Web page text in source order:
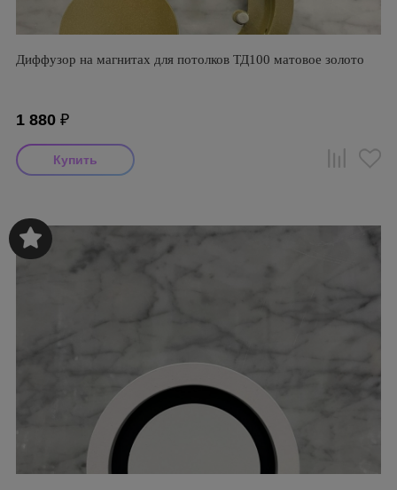
Диффузор на магнитах для потолков ТД100 матовое золото
1 880 ₽